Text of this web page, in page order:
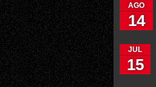
AGO
14
JUL
15